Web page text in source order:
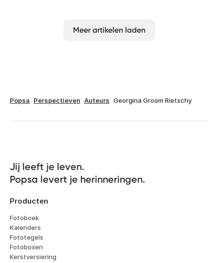
Meer artikelen laden
Popsa Perspectieven Auteurs Georgina Groom Rietschy
Jij leeft je leven.
Popsa levert je herinneringen.
Producten
Fotoboek
Kalenders
Fototegels
Fotoboxen
Kerstversiering